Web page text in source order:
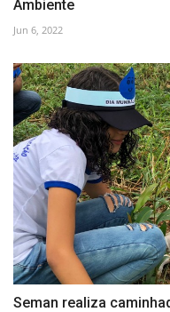
Ambiente
Jun 6, 2022
Seman realiza